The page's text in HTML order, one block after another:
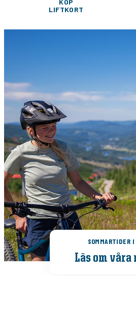
KÖP
LIFTKORT
TEMPERATUR
Min: 11 °
Max: 12 °
Vind: 0.7 m/s
SOMMARTIDER I
Läs om